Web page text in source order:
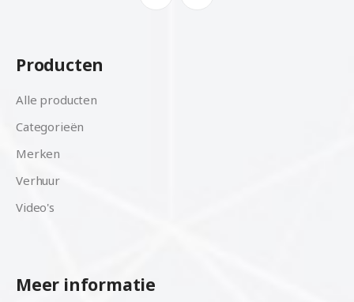
Producten
Alle producten
Categorieën
Merken
Verhuur
Video's
Meer informatie